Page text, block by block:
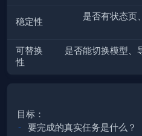
稳定性
是否有状态页
可替换
性
是否能切换模型、
-